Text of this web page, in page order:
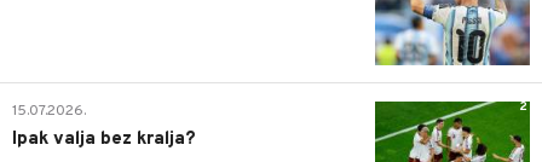
2
15.07.2026.
Ipak valja bez kralja?